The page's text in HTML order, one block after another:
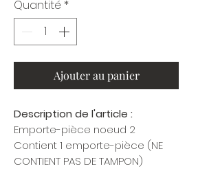
Quantité *
Ajouter au panier
Description de l'article :
Emporte-pièce noeud 2
Contient 1 emporte-pièce (NE
CONTIENT PAS DE TAMPON)